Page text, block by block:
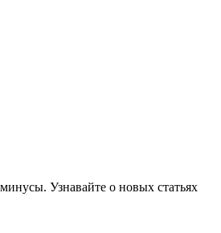
Узнавайте о новых статьях